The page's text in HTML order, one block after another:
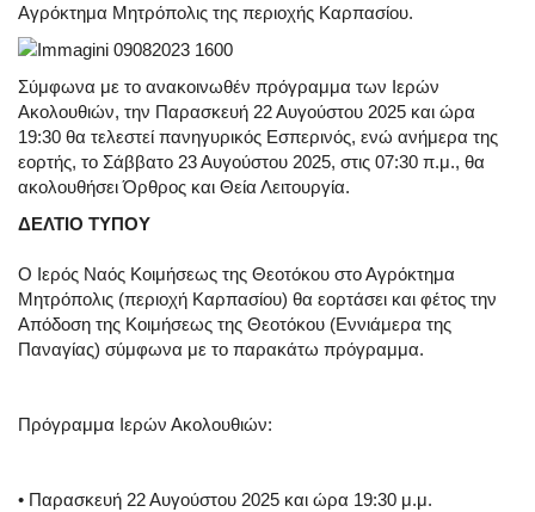
Αγρόκτημα Μητρόπολις της περιοχής Καρπασίου.
Σύμφωνα με το ανακοινωθέν πρόγραμμα των Ιερών
Ακολουθιών, την Παρασκευή 22 Αυγούστου 2025 και ώρα
19:30 θα τελεστεί πανηγυρικός Εσπερινός, ενώ ανήμερα της
εορτής, το Σάββατο 23 Αυγούστου 2025, στις 07:30 π.μ., θα
ακολουθήσει Όρθρος και Θεία Λειτουργία.
ΔΕΛΤΙΟ ΤΥΠΟΥ
Ο Ιερός Ναός Κοιμήσεως της Θεοτόκου στο Αγρόκτημα
Μητρόπολις (περιοχή Καρπασίου) θα εορτάσει και φέτος την
Απόδοση της Κοιμήσεως της Θεοτόκου (Εννιάμερα της
Παναγίας) σύμφωνα με το παρακάτω πρόγραμμα.
Πρόγραμμα Ιερών Ακολουθιών:
• Παρασκευή 22 Αυγούστου 2025 και ώρα 19:30 μ.μ.